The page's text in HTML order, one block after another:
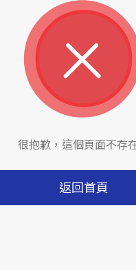
很抱歉，這個頁面不存
返回首頁